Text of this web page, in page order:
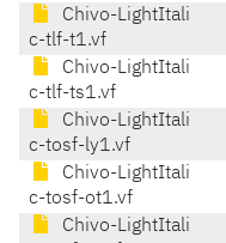
Chivo-LightItali
c-tlf-t1.vf
Chivo-LightItali
c-tlf-ts1.vf
Chivo-LightItali
c-tosf-ly1.vf
Chivo-LightItali
c-tosf-ot1.vf
Chivo-LightItali